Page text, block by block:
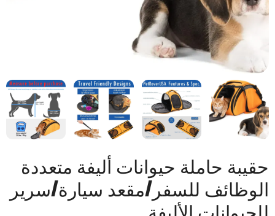
حقيبة حاملة حيوانات أليفة متعددة
الوظائف للسفر/مقعد سيارة/سرير